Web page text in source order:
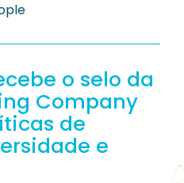
o selo da
Company
de
e